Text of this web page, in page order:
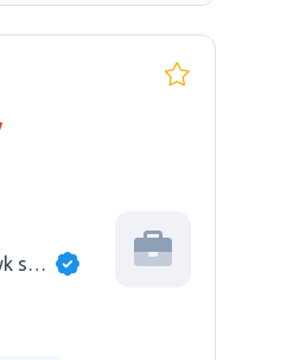
Golkonda M.Rujna B.Sieńczyk sp.j.